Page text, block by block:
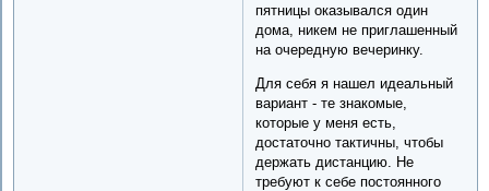
пятницы оказывался один
дома, никем не приглашенный
на очередную вечеринку.
Для себя я нашел идеальный
вариант - те знакомые,
которые у меня есть,
достаточно тактичны, чтобы
держать дистанцию. Не
требуют к себе постоянного